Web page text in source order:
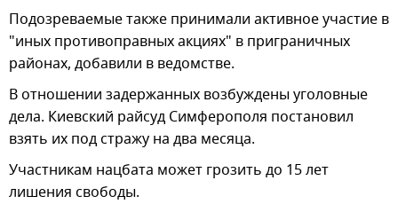
Подозреваемые также принимали активное участие в
"иных противоправных акциях" в приграничных
районах, добавили в ведомстве.
В отношении задержанных возбуждены уголовные
дела. Киевский райсуд Симферополя постановил
взять их под стражу на два месяца.
Участникам нацбата может грозить до 15 лет
лишения свободы.